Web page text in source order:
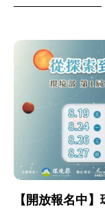
【開放報名中